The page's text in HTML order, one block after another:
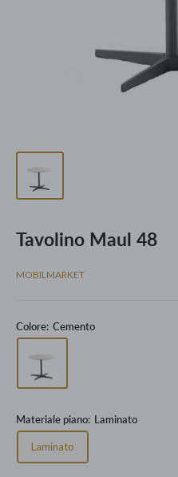
Tavolino Maul 48
MOBILMARKET
Colore: Cemento
Materiale piano: Laminato
Laminato